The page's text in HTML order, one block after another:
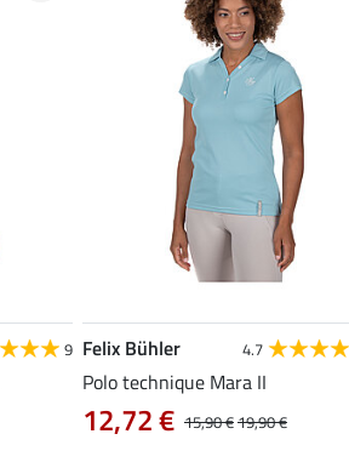
9 Felix Bühler 4.7
Polo technique Mara II
15,90 €19,90 €
12,72 €